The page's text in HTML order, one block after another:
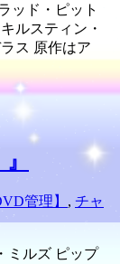
ッド・ピット
ルスティン・
ス 原作はア
管理】 , チャ
ミルズ ピップ